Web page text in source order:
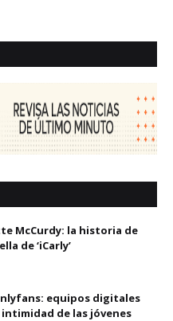
McCurdy: la historia de
de ‘iCarly’
equipos digitales
de las jóvenes